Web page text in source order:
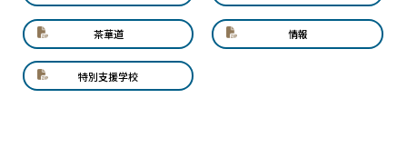
茶華道 情報
特別支援学校